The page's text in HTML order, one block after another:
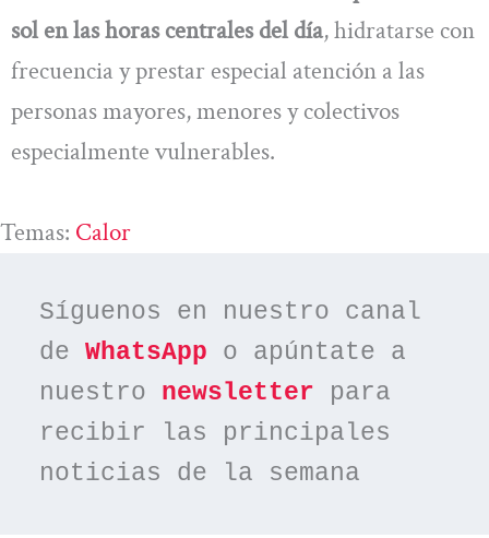
sol en las horas centrales del día, hidratarse con
frecuencia y prestar especial atención a las
personas mayores, menores y colectivos
especialmente vulnerables.
Temas: Calor
Síguenos en nuestro canal
de WhatsApp o apúntate a
nuestro newsletter para
recibir las principales
noticias de la semana